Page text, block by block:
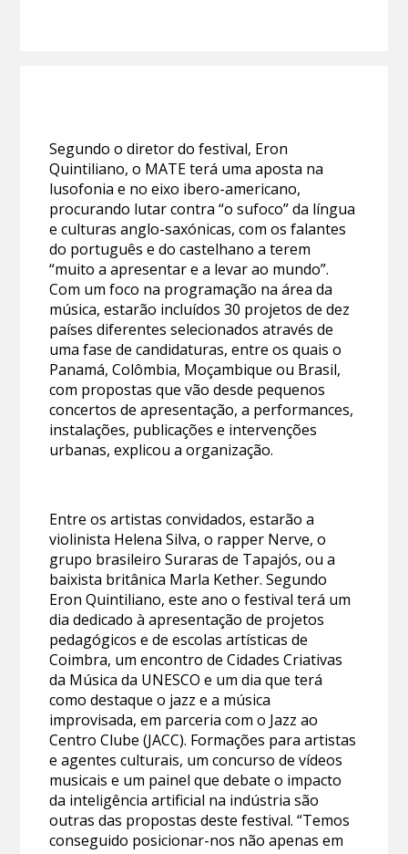
Segundo o diretor do festival, Eron
Quintiliano, o MATE terá uma aposta na
lusofonia e no eixo ibero-americano,
procurando lutar contra “o sufoco” da língua
e culturas anglo-saxónicas, com os falantes
do português e do castelhano a terem
“muito a apresentar e a levar ao mundo”.
Com um foco na programação na área da
música, estarão incluídos 30 projetos de dez
países diferentes selecionados através de
uma fase de candidaturas, entre os quais o
Panamá, Colômbia, Moçambique ou Brasil,
com propostas que vão desde pequenos
concertos de apresentação, a performances,
instalações, publicações e intervenções
urbanas, explicou a organização.
Entre os artistas convidados, estarão a
violinista Helena Silva, o rapper Nerve, o
grupo brasileiro Suraras de Tapajós, ou a
baixista britânica Marla Kether. Segundo
Eron Quintiliano, este ano o festival terá um
dia dedicado à apresentação de projetos
pedagógicos e de escolas artísticas de
Coimbra, um encontro de Cidades Criativas
da Música da UNESCO e um dia que terá
como destaque o jazz e a música
improvisada, em parceria com o Jazz ao
Centro Clube (JACC). Formações para artistas
e agentes culturais, um concurso de vídeos
musicais e um painel que debate o impacto
da inteligência artificial na indústria são
outras das propostas deste festival. “Temos
conseguido posicionar-nos não apenas em